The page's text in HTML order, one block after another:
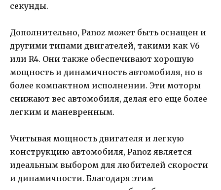
секунды.
Дополнительно, Panoz может быть оснащен и
другими типами двигателей, такими как V6
или R4. Они также обеспечивают хорошую
мощность и динамичность автомобиля, но в
более компактном исполнении. Эти моторы
снижают вес автомобиля, делая его еще более
легким и маневренным.
Учитывая мощность двигателя и легкую
конструкцию автомобиля, Panoz является
идеальным выбором для любителей скорости
и динамичности. Благодаря этим